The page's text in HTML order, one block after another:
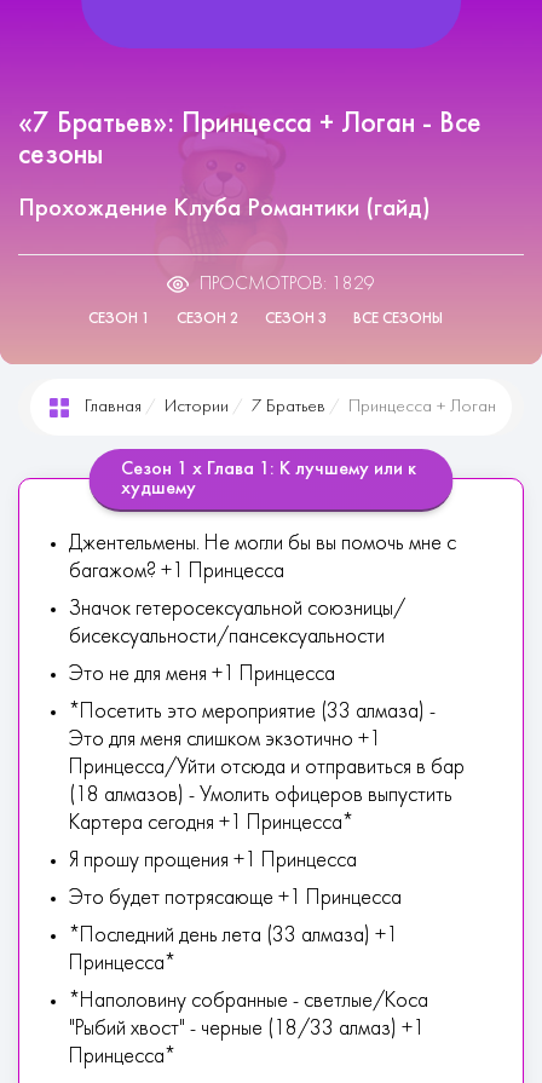
«7 Братьев»: Принцесса + Логан - Все
сезоны
Прохождение Клуба Романтики (гайд)
ПРОСМОТРОВ: 1829
СЕЗОН 1 СЕЗОН 2 СЕЗОН 3 ВСЕ СЕЗОНЫ
Главная Истории 7 Братьев Принцесса + Логан
Сезон 1 х Глава 1: К лучшему или к
худшему
Джентельмены. Не могли бы вы помочь мне с
багажом? +1 Принцесса
Значок гетеросексуальной союзницы/
бисексуальности/пансексуальности
Это не для меня +1 Принцесса
*Посетить это мероприятие (33 алмаза) -
Это для меня слишком экзотично +1
Принцесса/Уйти отсюда и отправиться в бар
(18 алмазов) - Умолить офицеров выпустить
Картера сегодня +1 Принцесса*
Я прошу прощения +1 Принцесса
Это будет потрясающе +1 Принцесса
*Последний день лета (33 алмаза) +1
Принцесса*
*Наполовину собранные - светлые/Коса
"Рыбий хвост" - черные (18/33 алмаз) +1
Принцесса*